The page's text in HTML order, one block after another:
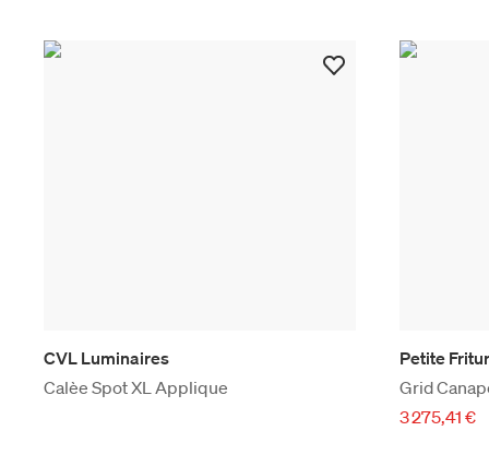
CVL Luminaires
Calèe Spot XL Applique
Petite
Grid
3 275,41 €